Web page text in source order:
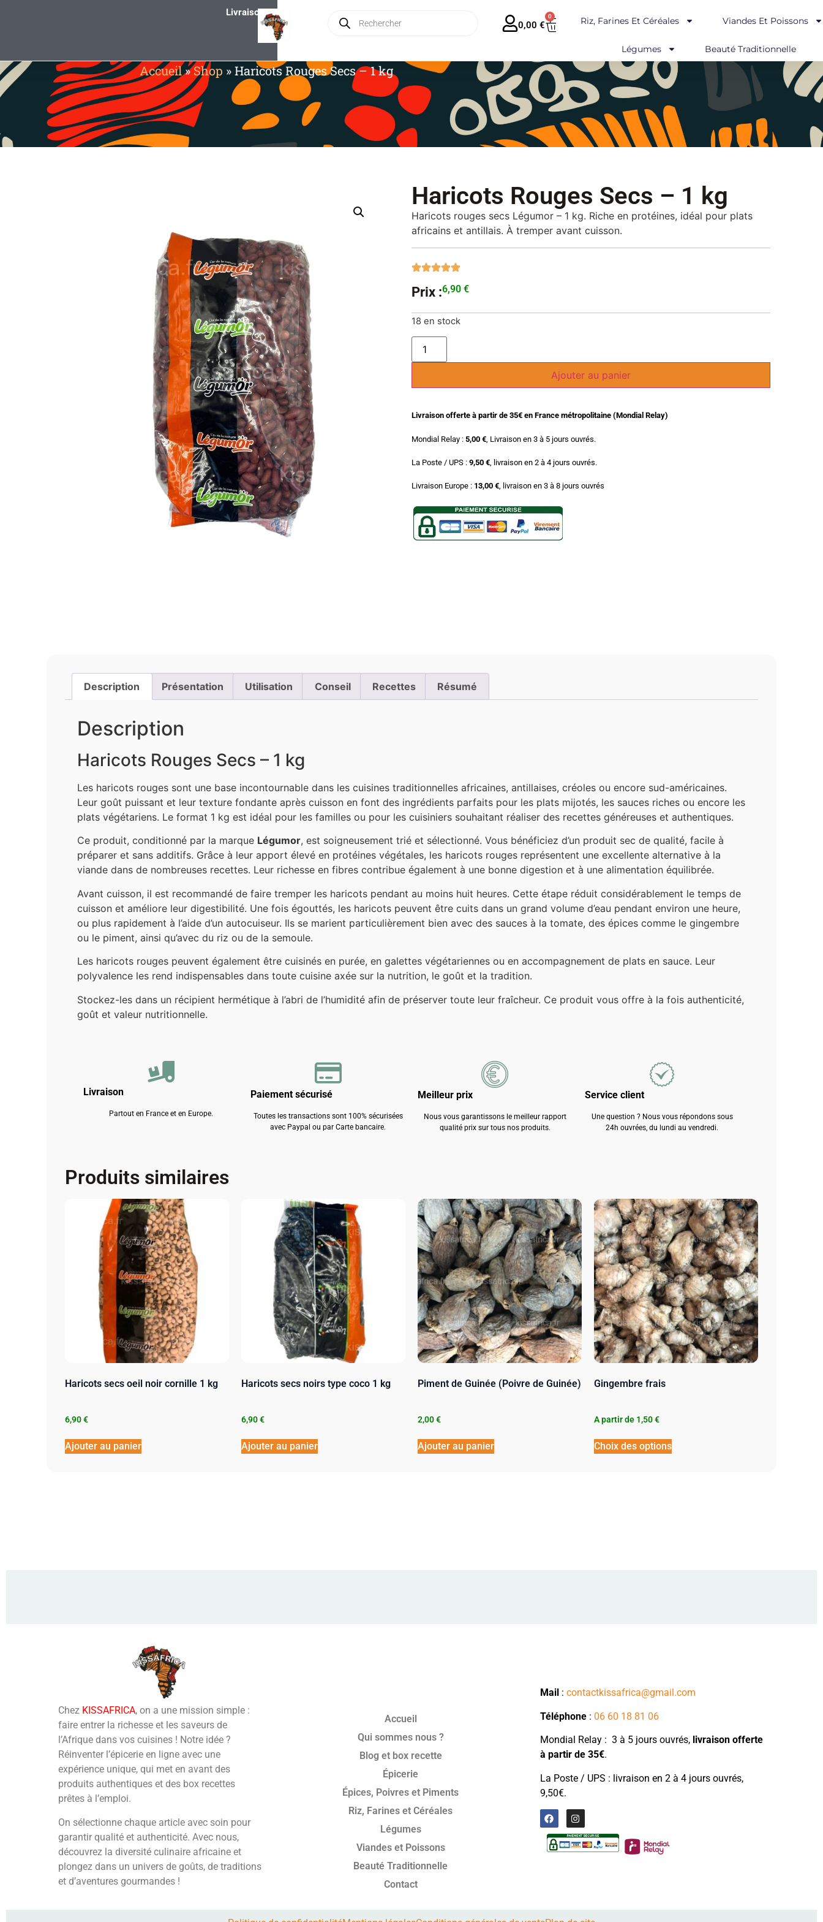
Livraison gratuite en France dès 35€ – Forfait Europe 13€
0,00 €
0 Riz, Farines Et Céréales Viandes Et Poissons
Légumes Beauté Traditionnelle
Accueil»Shop »Haricots Rouges Secs – 1 kg
Haricots Rouges Secs – 1 kg
Haricots rouges secs Légumor – 1 kg. Riche en protéines, idéal pour plats
africains et antillais. À tremper avant cuisson.
Prix :6,90 €
18 en stock
Ajouter au panier
Livraison offerte à partir de 35€ en France métropolitaine (Mondial Relay)
Mondial Relay : 5,00 € , Livraison en 3 à 5 jours ouvrés.
La Poste / UPS : 9,50 € , livraison en 2 à 4 jours ouvrés.
Livraison Europe : 13,00 €, livraison en 3 à 8 jours ouvrés
Description Présentation Utilisation Conseil Recettes Résumé
Description
Haricots Rouges Secs – 1 kg
Les haricots rouges sont une base incontournable dans les cuisines traditionnelles africaines, antillaises, créoles ou encore sud-américaines.
Leur goût puissant et leur texture fondante après cuisson en font des ingrédients parfaits pour les plats mijotés, les sauces riches ou encore les
plats végétariens. Le format 1 kg est idéal pour les familles ou pour les cuisiniers souhaitant réaliser des recettes généreuses et authentiques.
Ce produit, conditionné par la marque Légumor, est soigneusement trié et sélectionné. Vous bénéficiez d’un produit sec de qualité, facile à
préparer et sans additifs. Grâce à leur apport élevé en protéines végétales, les haricots rouges représentent une excellente alternative à la
viande dans de nombreuses recettes. Leur richesse en fibres contribue également à une bonne digestion et à une alimentation équilibrée.
Avant cuisson, il est recommandé de faire tremper les haricots pendant au moins huit heures. Cette étape réduit considérablement le temps de
cuisson et améliore leur digestibilité. Une fois égouttés, les haricots peuvent être cuits dans un grand volume d’eau pendant environ une heure,
ou plus rapidement à l’aide d’un autocuiseur. Ils se marient particulièrement bien avec des sauces à la tomate, des épices comme le gingembre
ou le piment, ainsi qu’avec du riz ou de la semoule.
Les haricots rouges peuvent également être cuisinés en purée, en galettes végétariennes ou en accompagnement de plats en sauce. Leur
polyvalence les rend indispensables dans toute cuisine axée sur la nutrition, le goût et la tradition.
Stockez-les dans un récipient hermétique à l’abri de l’humidité afin de préserver toute leur fraîcheur. Ce produit vous offre à la fois authenticité,
goût et valeur nutritionnelle.
Livraison
Partout en France et en Europe.
Paiement sécurisé
Toutes les transactions sont 100% sécurisées
avec Paypal ou par Carte bancaire.
Meilleur prix
Nous vous garantissons le meilleur rapport
qualité prix sur tous nos produits.
Service client
Une question ? Nous vous répondons sous
24h ouvrées, du lundi au vendredi.
Produits similaires
Haricots secs oeil noir cornille 1 kg
6,90€
Ajouter au panier
Haricots secs noirs type coco 1 kg
6,90€
Ajouter au panier
Piment de Guinée (Poivre de Guinée)
2,00€
Ajouter au panier
Gingembre frais
A partir de 1,50€
Choix des options
Chez KISSAFRICA, on a une mission simple :
faire entrer la richesse et les saveurs de
l’Afrique dans vos cuisines ! Notre idée ?
Réinventer l’épicerie en ligne avec une
expérience unique, qui met en avant des
produits authentiques et des box recettes
prêtes à l’emploi.
On sélectionne chaque article avec soin pour
garantir qualité et authenticité. Avec nous,
découvrez la diversité culinaire africaine et
plongez dans un univers de goûts, de traditions
et d’aventures gourmandes !
Accueil
Qui sommes nous ?
Blog et box recette
Épicerie
Épices, Poivres et Piments
Riz, Farines et Céréales
Légumes
Viandes et Poissons
Beauté Traditionnelle
Contact
Mail : contactkissafrica@gmail.com
Téléphone: 06 60 18 81 06
Mondial Relay : 3 à 5 jours ouvrés, livraison offerte
à partir de 35€.
La Poste / UPS : livraison en 2 à 4 jours ouvrés,
9,50€.